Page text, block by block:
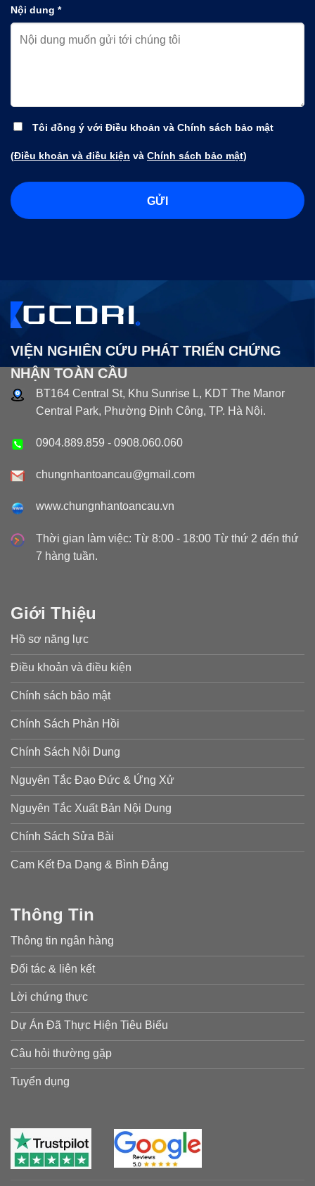
Nội dung *
Tôi đồng ý với Điều khoản và Chính sách bảo mật
(Điều khoản và điều kiện và Chính sách bảo mật)
VIỆN NGHIÊN CỨU PHÁT TRIỂN CHỨNG
NHẬN TOÀN CẦU
BT164 Central St, Khu Sunrise L, KDT The Manor
Central Park, Phường Định Công, TP. Hà Nội.
0904.889.859 - 0908.060.060
chungnhantoancau@gmail.com
www.chungnhantoancau.vn
Thời gian làm việc: Từ 8:00 - 18:00 Từ thứ 2 đến thứ
7 hàng tuần.
Giới Thiệu
Hồ sơ năng lực
Điều khoản và điều kiện
Chính sách bảo mật
Chính Sách Phản Hồi
Chính Sách Nội Dung
Nguyên Tắc Đạo Đức & Ứng Xử
Nguyên Tắc Xuất Bản Nội Dung
Chính Sách Sửa Bài
Cam Kết Đa Dạng & Bình Đẳng
Thông Tin
Thông tin ngân hàng
Đối tác & liên kết
Lời chứng thực
Dự Án Đã Thực Hiện Tiêu Biểu
Câu hỏi thường gặp
Tuyển dụng